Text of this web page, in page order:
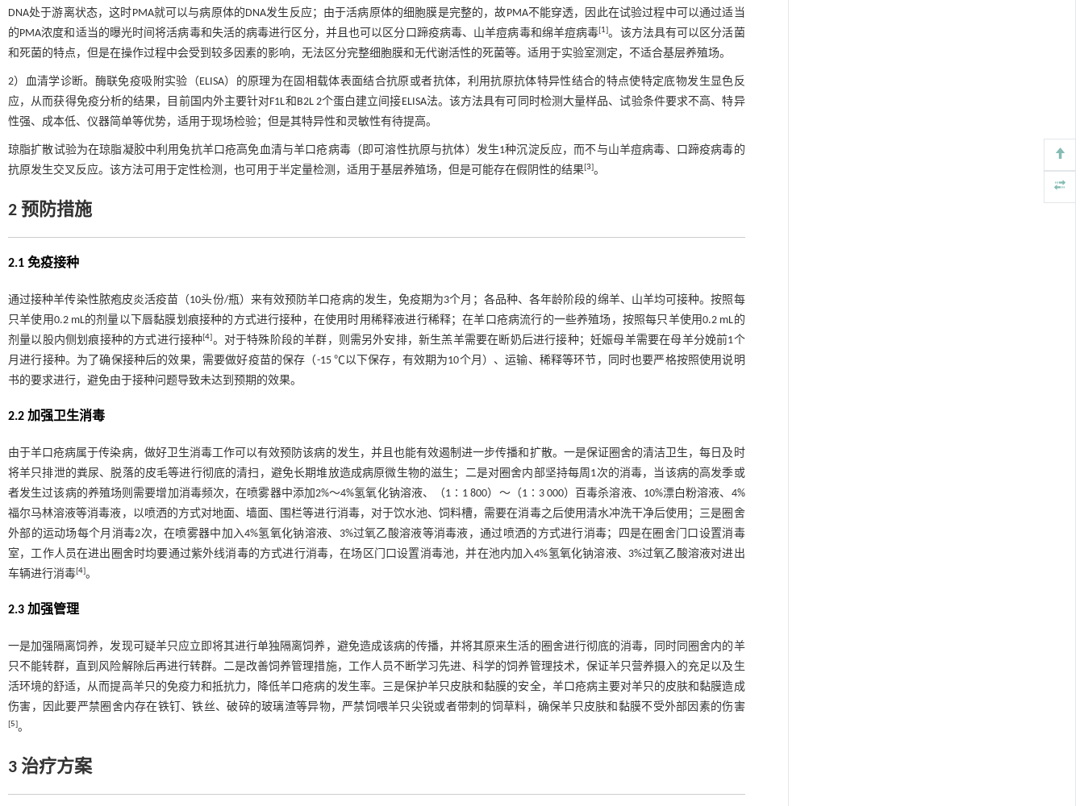
DNA处于游离状态，这时PMA就可以与病原体的DNA发生反应；由于活病原体的细胞膜是完整的，故PMA不能穿透，因此在试验过程中可以通过适当
的PMA浓度和适当的曝光时间将活病毒和失活的病毒进行区分，并且也可以区分口蹄疫病毒、山羊痘病毒和绵羊痘病毒[1]。该方法具有可以区分活菌
和死菌的特点，但是在操作过程中会受到较多因素的影响，无法区分完整细胞膜和无代谢活性的死菌等。适用于实验室测定，不适合基层养殖场。
2）血清学诊断。酶联免疫吸附实验（ELISA）的原理为在固相载体表面结合抗原或者抗体，利用抗原抗体特异性结合的特点使特定底物发生显色反
应，从而获得免疫分析的结果，目前国内外主要针对F1L和B2L 2个蛋白建立间接ELISA法。该方法具有可同时检测大量样品、试验条件要求不高、特异
性强、成本低、仪器简单等优势，适用于现场检验；但是其特异性和灵敏性有待提高。
琼脂扩散试验为在琼脂凝胶中利用兔抗羊口疮高免血清与羊口疮病毒（即可溶性抗原与抗体）发生1种沉淀反应，而不与山羊痘病毒、口蹄疫病毒的
抗原发生交叉反应。该方法可用于定性检测，也可用于半定量检测，适用于基层养殖场，但是可能存在假阴性的结果[3]。
2 预防措施
2.1 免疫接种
通过接种羊传染性脓疱皮炎活疫苗（10头份/瓶）来有效预防羊口疮病的发生，免疫期为3个月；各品种、各年龄阶段的绵羊、山羊均可接种。按照每
只羊使用0.2 mL的剂量以下唇黏膜划痕接种的方式进行接种，在使用时用稀释液进行稀释；在羊口疮病流行的一些养殖场，按照每只羊使用0.2 mL的
剂量以股内侧划痕接种的方式进行接种[4]。对于特殊阶段的羊群，则需另外安排，新生羔羊需要在断奶后进行接种；妊娠母羊需要在母羊分娩前1个
月进行接种。为了确保接种后的效果，需要做好疫苗的保存（-15 ℃以下保存，有效期为10个月）、运输、稀释等环节，同时也要严格按照使用说明
书的要求进行，避免由于接种问题导致未达到预期的效果。
2.2 加强卫生消毒
由于羊口疮病属于传染病，做好卫生消毒工作可以有效预防该病的发生，并且也能有效遏制进一步传播和扩散。一是保证圈舍的清洁卫生，每日及时
将羊只排泄的粪尿、脱落的皮毛等进行彻底的清扫，避免长期堆放造成病原微生物的滋生；二是对圈舍内部坚持每周1次的消毒，当该病的高发季或
者发生过该病的养殖场则需要增加消毒频次，在喷雾器中添加2%～4%氢氧化钠溶液、（1∶1 800）～（1∶3 000）百毒杀溶液、10%漂白粉溶液、4%
福尔马林溶液等消毒液，以喷洒的方式对地面、墙面、围栏等进行消毒，对于饮水池、饲料槽，需要在消毒之后使用清水冲洗干净后使用；三是圈舍
外部的运动场每个月消毒2次，在喷雾器中加入4%氢氧化钠溶液、3%过氧乙酸溶液等消毒液，通过喷洒的方式进行消毒；四是在圈舍门口设置消毒
室，工作人员在进出圈舍时均要通过紫外线消毒的方式进行消毒，在场区门口设置消毒池，并在池内加入4%氢氧化钠溶液、3%过氧乙酸溶液对进出
车辆进行消毒[4]。
2.3 加强管理
一是加强隔离饲养，发现可疑羊只应立即将其进行单独隔离饲养，避免造成该病的传播，并将其原来生活的圈舍进行彻底的消毒，同时同圈舍内的羊
只不能转群，直到风险解除后再进行转群。二是改善饲养管理措施，工作人员不断学习先进、科学的饲养管理技术，保证羊只营养摄入的充足以及生
活环境的舒适，从而提高羊只的免疫力和抵抗力，降低羊口疮病的发生率。三是保护羊只皮肤和黏膜的安全，羊口疮病主要对羊只的皮肤和黏膜造成
伤害，因此要严禁圈舍内存在铁钉、铁丝、破碎的玻璃渣等异物，严禁饲喂羊只尖锐或者带刺的饲草料，确保羊只皮肤和黏膜不受外部因素的伤害
[5]。
3 治疗方案